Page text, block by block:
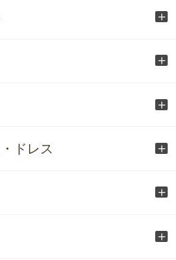
ドレス